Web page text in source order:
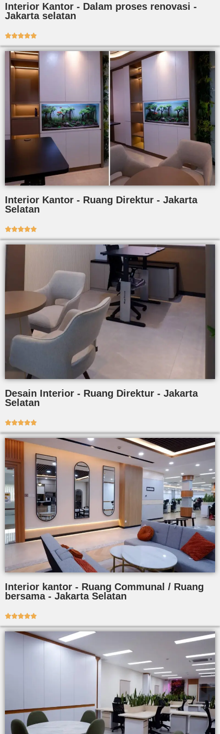
Interior Kantor - Dalam proses renovasi -
Jakarta selatan

Interior Kantor - Ruang Direktur - Jakarta
Selatan

Desain Interior - Ruang Direktur - Jakarta
Selatan

Interior kantor - Ruang Communal / Ruang
bersama - Jakarta Selatan
